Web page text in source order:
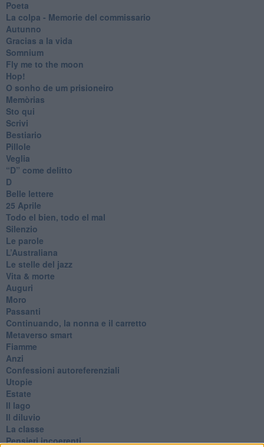
Poeta
​La colpa - Memorie del commissario
Autunno
Gracias a la vida
Somnium
Fly me to the moon
Hop!
O sonho de um prisioneiro
Memòrias
Sto qui
Scrivi
Bestiario
Pillole
Veglia
​“D” come delitto
D
Belle lettere
25 Aprile
Todo el bien, todo el mal
Silenzio
Le parole
​L’Australiana
Le stelle del jazz
Vita & morte
Auguri
Moro
Passanti
Continuando, la nonna e il carretto
Metaverso smart
Fiamme
Anzi
Confessioni autoreferenziali
Utopie
Estate
Il lago
Il diluvio
La classe
Pensieri incoerenti